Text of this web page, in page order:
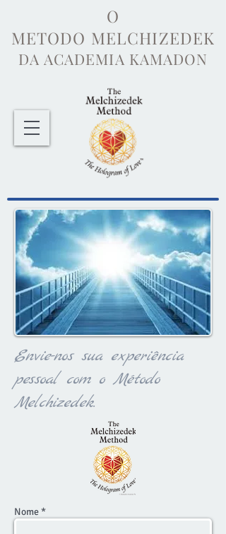
O
METODO MELCHIZEDEK
DA ACADEMIA KAMADON
Envie-nos sua experiência
pessoal com o Método
Melchizedek.
Nome *